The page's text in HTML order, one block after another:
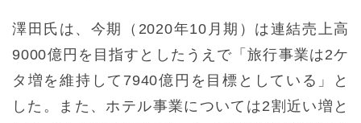
澤田氏は、今期（2020年10月期）は連結売上高
9000億円を目指すとしたうえで「旅行事業は2ケ
タ増を維持して7940億円を目標としている」と
した。また、ホテル事業については2割近い増と